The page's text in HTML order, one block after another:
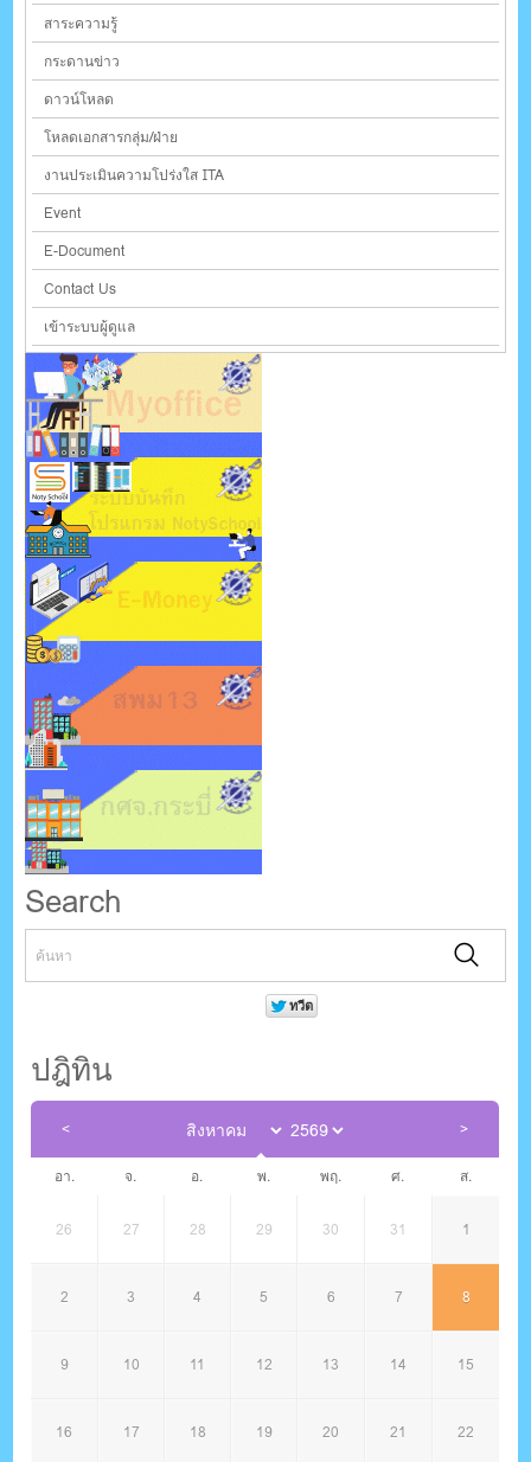
สาระความรู้
กระดานข่าว
ดาวน์โหลด
โหลดเอกสารกลุ่ม/ฝ่าย
งานประเมินความโปร่งใส ITA
Event
E-Document
Contact Us
เข้าระบบผู้ดูแล
Search
ปฎิทิน
อา. จ. อ. พ. พฤ. ศ. ส.
26 27 28 29 30 31 1
2 3 4 5 6 7 8
9 10 11 12 13 14 15
16 17 18 19 20 21 22